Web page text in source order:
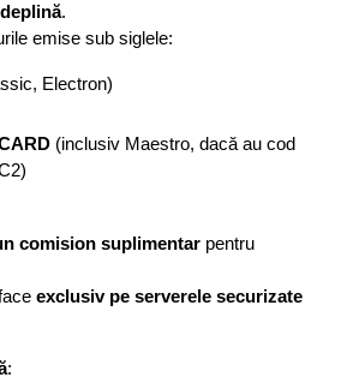
.
emise sub siglele:
Electron)
(inclusiv Maestro, dacă au cod
comision suplimentar pentru
exclusiv pe serverele securizate
: